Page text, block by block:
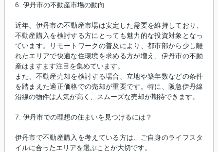
6. 伊丹市の不動産市場の動向
近年、伊丹市の不動産市場は安定した需要を維持しており、
不動産購入を検討する方にとっても魅力的な投資対象となっ
ています。リモートワークの普及により、都市部から少し離
れたエリアで快適な住環境を求める方が増え、伊丹市の不動
産はますます注目を集めています。
また、不動産売却を検討する場合、立地や築年数などの条件
を踏まえた適正価格での売却が重要です。特に、阪急伊丹線
沿線の物件は人気が高く、スムーズな売却が期待できます。
7. 伊丹市での理想の住まいを見つけるには？
伊丹市で不動産購入を考えている方は、ご自身のライフスタ
イルに合ったエリアを選ぶことが大切です。